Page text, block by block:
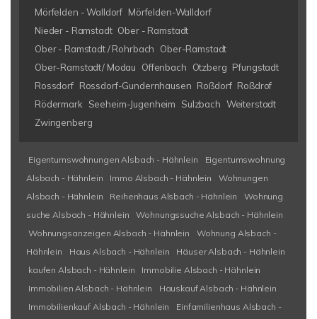
Mörfelden - Walldorf Mörfelden-Walldorf
Nieder - Ramstadt Ober - Ramstadt
Ober - Ramstadt / Rohrbach
Ober-Ramstadt
Ober-Ramstadt/ Modau
Offenbach Otzberg Pfungstadt
Rossdorf Rossdorf-Gundernhausen Roßdorf Roßdrof
Rödermark
Seeheim-Jugenheim Sulzbach Weiterstadt
Zwingenberg
Eigentumswohnungen Alsbach - Hähnlein
Eigentumswohnung
Alsbach - Hähnlein
Immo Alsbach - Hähnlein
Wohnungen
Alsbach - Hähnlein
Reihenhaus Alsbach - Hähnlein
Wohnung
suche Alsbach - Hähnlein
Wohnungssuche Alsbach - Hähnlein
Wohnungsanzeigen Alsbach - Hähnlein
Wohnung Alsbach -
Hähnlein
Haus Alsbach - Hähnlein
Häuser Alsbach - Hähnlein
kaufen Alsbach - Hähnlein
Immobilie Alsbach - Hähnlein
Immobilien Alsbach - Hähnlein
Hauskauf Alsbach - Hähnlein
Immobilienkauf Alsbach - Hähnlein
Einfamilienhaus Alsbach -